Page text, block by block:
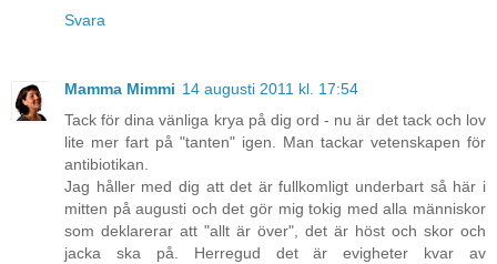
Svara
Mamma Mimmi 14 augusti 2011 kl. 17:54
Tack för dina vänliga krya på dig ord - nu är det tack och lov
lite mer fart på "tanten" igen. Man tackar vetenskapen för
antibiotikan.
Jag håller med dig att det är fullkomligt underbart så här i
mitten på augusti och det gör mig tokig med alla människor
som deklarerar att "allt är över", det är höst och skor och
jacka ska på. Herregud det är evigheter kvar av